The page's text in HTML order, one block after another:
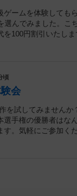
ゲームを体験しても
選んでみました。こ
100円割引いたし
頃
会
を試してみません
選手権の優勝者はな
す。気軽にご参加く